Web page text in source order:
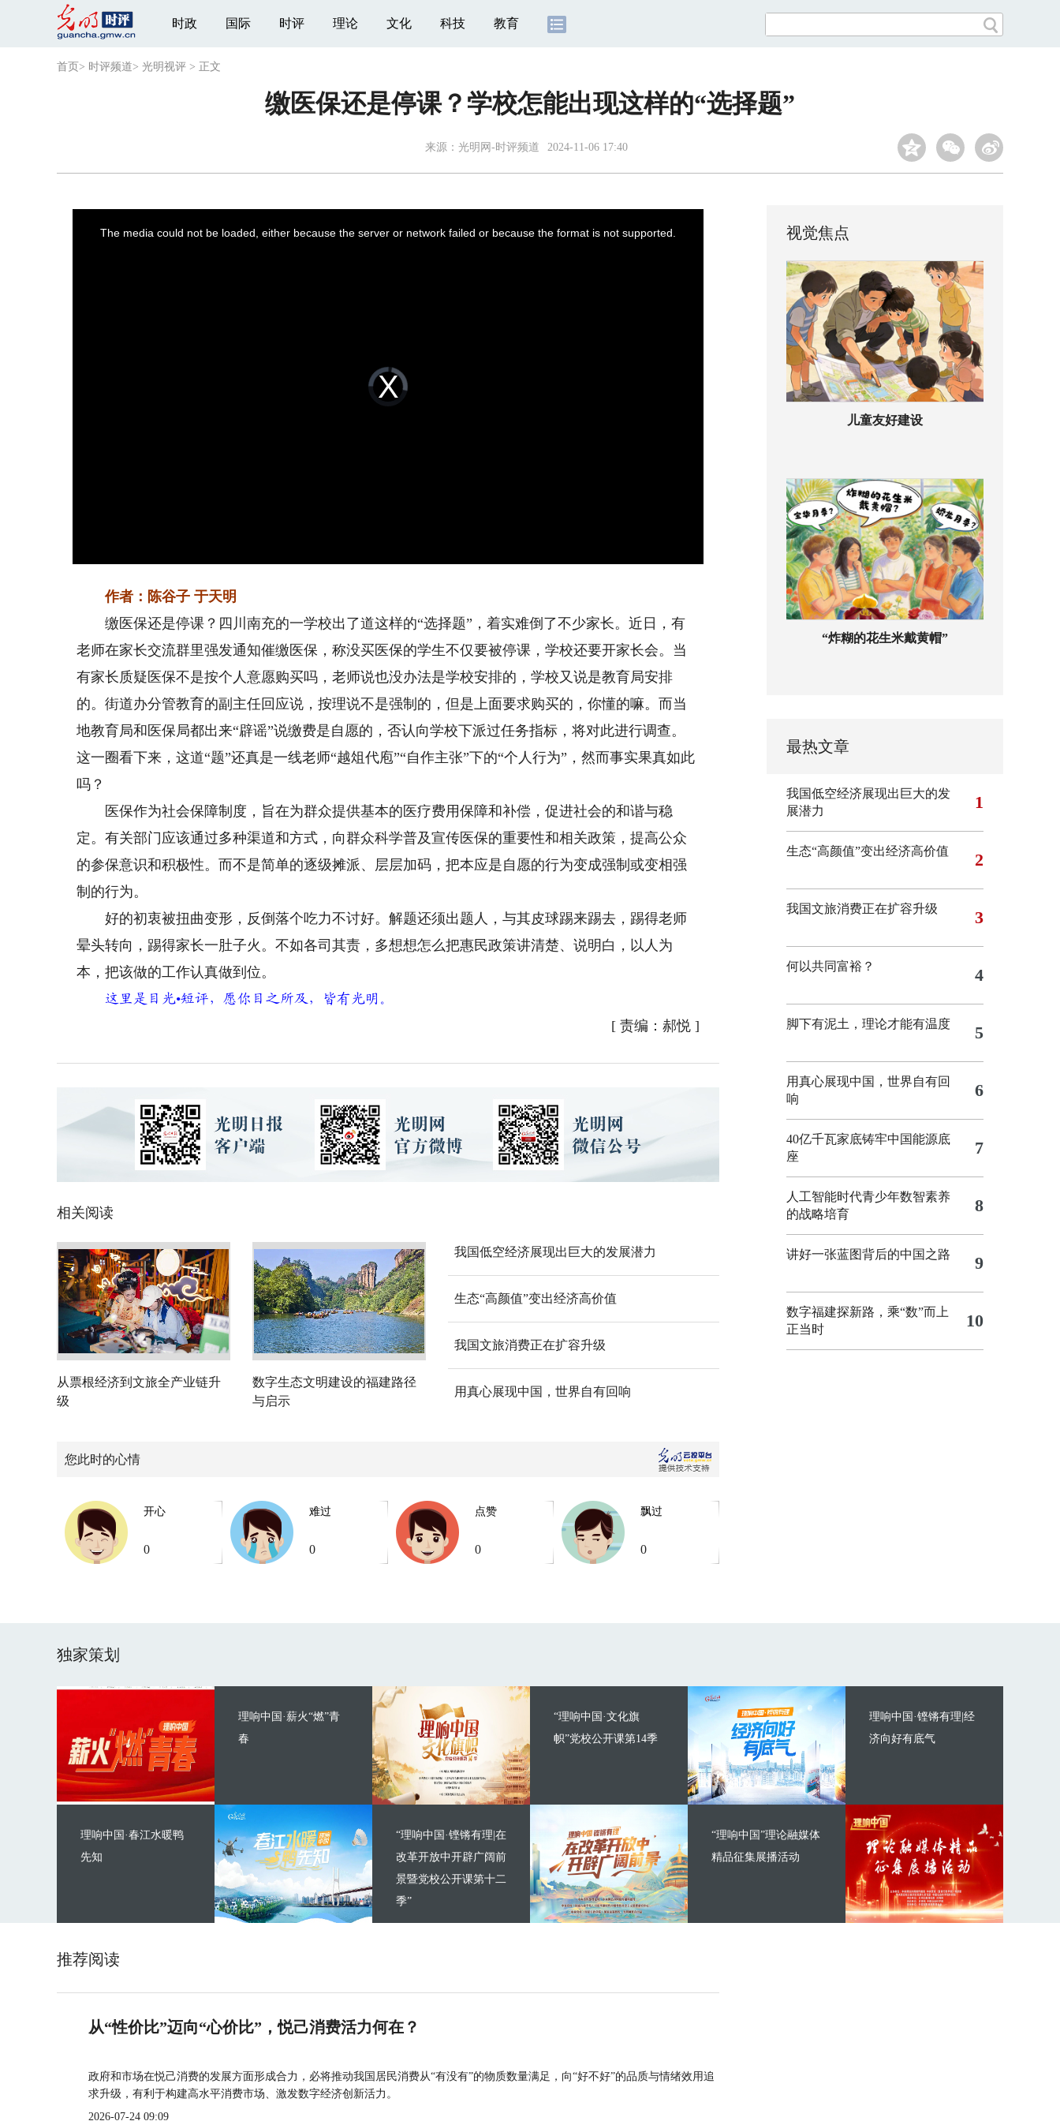
时政 国际 时评 理论 文化 科技 教育
首页 > 时评频道> 光明视评 > 正文
缴医保还是停课？学校怎能出现这样的“选择题”
来源： 光明网-时评频道 2024-11-06 17:40
Video
Player
loading.
The media could not be loaded, either because the server or network failed or because the format is not supported.
作者：陈谷子 于天明
缴医保还是停课？四川南充的一学校出了道这样的“选择题”，着实难倒了不少家长。近日，有
老师在家长交流群里强发通知催缴医保，称没买医保的学生不仅要被停课，学校还要开家长会。当
有家长质疑医保不是按个人意愿购买吗，老师说也没办法是学校安排的，学校又说是教育局安排
的。街道办分管教育的副主任回应说，按理说不是强制的，但是上面要求购买的，你懂的嘛。而当
地教育局和医保局都出来“辟谣”说缴费是自愿的，否认向学校下派过任务指标，将对此进行调查。
这一圈看下来，这道“题”还真是一线老师“越俎代庖”“自作主张”下的“个人行为”，然而事实果真如此
吗？
医保作为社会保障制度，旨在为群众提供基本的医疗费用保障和补偿，促进社会的和谐与稳
定。有关部门应该通过多种渠道和方式，向群众科学普及宣传医保的重要性和相关政策，提高公众
的参保意识和积极性。而不是简单的逐级摊派、层层加码，把本应是自愿的行为变成强制或变相强
制的行为。
好的初衷被扭曲变形，反倒落个吃力不讨好。解题还须出题人，与其皮球踢来踢去，踢得老师
晕头转向，踢得家长一肚子火。不如各司其责，多想想怎么把惠民政策讲清楚、说明白，以人为
本，把该做的工作认真做到位。
这里是目光•短评，愿你目之所及，皆有光明。
[ 责编：郝悦]
相关阅读
从票根经济到文旅全产业链升
级
数字生态文明建设的福建路径
与启示
我国低空经济展现出巨大的发展潜力
生态“高颜值”变出经济高价值
我国文旅消费正在扩容升级
用真心展现中国，世界自有回响
您此时的心情
开心
0
难过
0
点赞
0
飘过
0
视觉焦点
儿童友好建设
“炸糊的花生米戴黄帽”
最热文章
我国低空经济展现出巨大的发
展潜力
1
生态“高颜值”变出经济高价值 2
我国文旅消费正在扩容升级 3
何以共同富裕？ 4
脚下有泥土，理论才能有温度 5
用真心展现中国，世界自有回
响
6
40亿千瓦家底铸牢中国能源底
座
7
人工智能时代青少年数智素养
的战略培育
8
讲好一张蓝图背后的中国之路 9
数字福建探新路，乘“数”而上
正当时
10
独家策划
理响中国·薪火“燃”青
春
理响中国·春江水暖鸭
先知
“理响中国·文化旗
帜”党校公开课第14季
“理响中国·铿锵有理|在
改革开放中开辟广阔前
景暨党校公开课第十二
季”
理响中国·铿锵有理|经
济向好有底气
“理响中国”理论融媒体
精品征集展播活动
推荐阅读
从“性价比”迈向“心价比”，悦己消费活力何在？
政府和市场在悦己消费的发展方面形成合力，必将推动我国居民消费从“有没有”的物质数量满足，向“好不好”的品质与情绪效用追
求升级，有利于构建高水平消费市场、激发数字经济创新活力。
2026-07-24 09:09